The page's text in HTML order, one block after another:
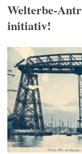
Welterbe-
initiativ!